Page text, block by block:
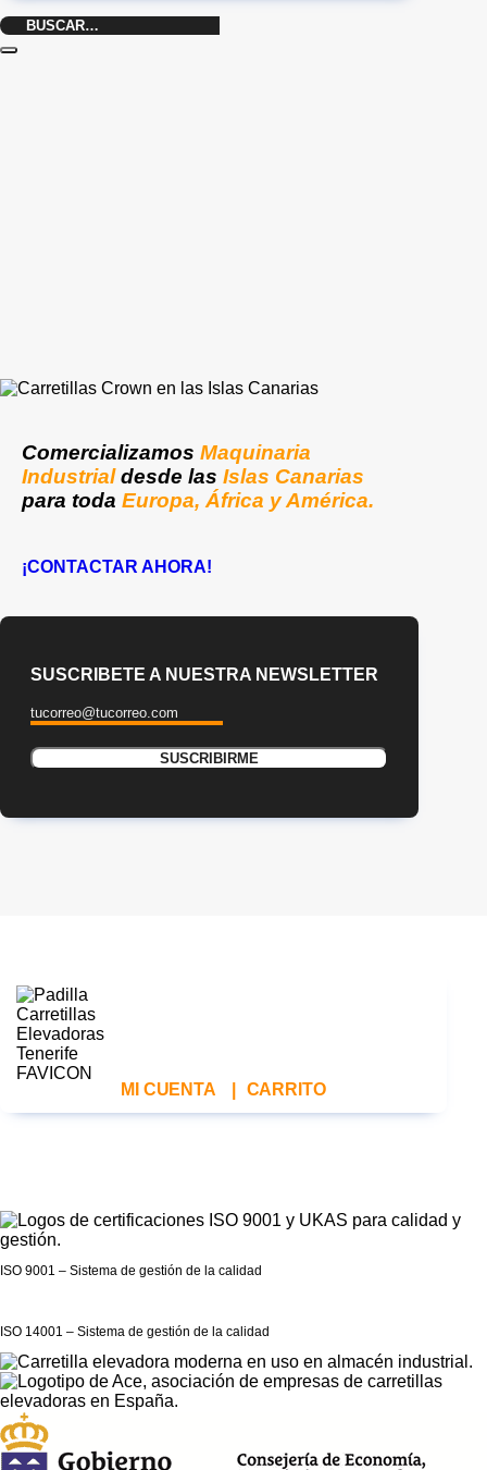
Buscar
por:
Comercializamos Maquinaria
Industrialdesde las Islas Canarias
para toda Europa, África y América.
¡CONTACTAR AHORA!
SUSCRIBETE A NUESTRA NEWSLETTER
MI CUENTA CARRITO
ISO 9001 – Sistema de gestión de la calidad
ISO 14001 – Sistema de gestión de la calidad